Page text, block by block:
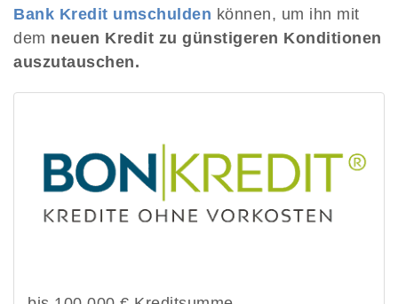
Bank Kredit umschulden können, um ihn mit
dem neuen Kredit zu günstigeren Konditionen
auszutauschen.